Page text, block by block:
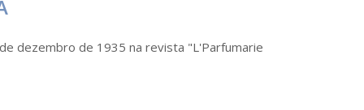
dezembro de 1935 na revista "L'Parfumarie